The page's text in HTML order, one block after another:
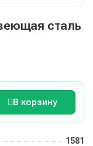
сталь
В корзину
1581